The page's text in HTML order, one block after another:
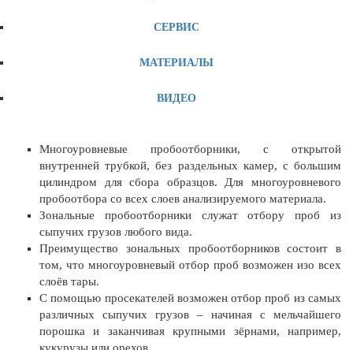
СЕРВИС
МАТЕРИАЛЫ
ВИДЕО
Многоуровневые пробоотборники, с открытой
внутренней трубкой, без раздельных камер, с большим
цилиндром для сбора образцов. Для многоуровневого
пробоотбора со всех слоев анализируемого материала.
Зональные пробоотборники служат отбору проб из
сыпучих грузов любого вида.
Преимущество зональных пробоотборников состоит в
том, что многоуровневый отбор проб возможен изо всех
слоёв тары.
С помощью просекателей возможен отбор проб из самых
различных сыпучих грузов – начиная с мельчайшего
порошка и заканчивая крупными зёрнами, например,
кукурузы или орехов.